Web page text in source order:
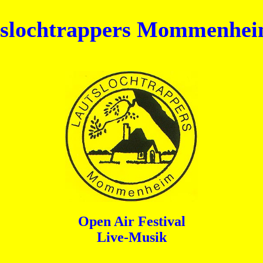
Open Air Festival
Live-Musik